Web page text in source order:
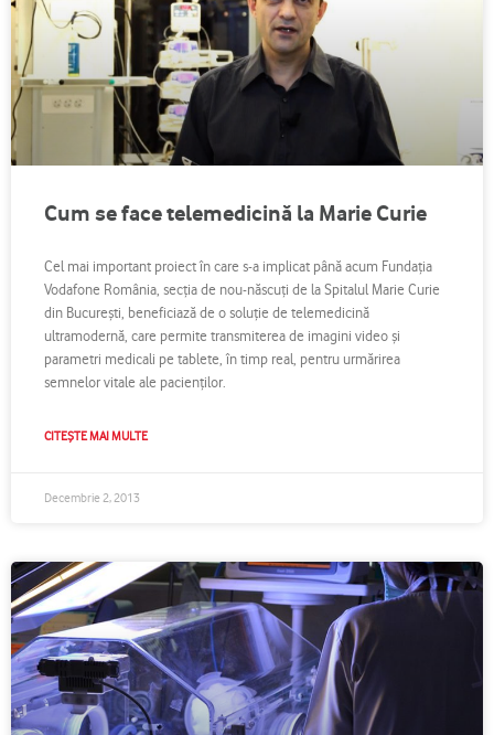
Cum se face telemedicină la Marie Curie
Cel mai important proiect în care s-a implicat până acum Fundaţia
Vodafone România, secţia de nou-născuţi de la Spitalul Marie Curie
din Bucureşti, beneficiază de o soluţie de telemedicină
ultramodernă, care permite transmiterea de imagini video şi
parametri medicali pe tablete, în timp real, pentru urmărirea
semnelor vitale ale pacienţilor.
CITEȘTE MAI MULTE
Decembrie 2, 2013